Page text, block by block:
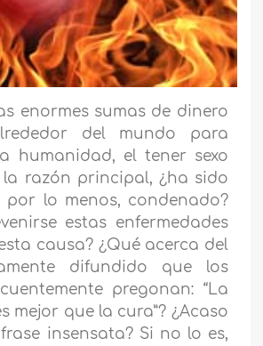
enormes sumas de dinero
del mundo para
humanidad, el tener sexo
razón principal, ¿ha sido
lo menos, condenado?
estas enfermedades
causa? ¿Qué acerca del
difundido que los
pregonan: “La
mejor que la cura”? ¿Acaso
insensata? Si no lo es,